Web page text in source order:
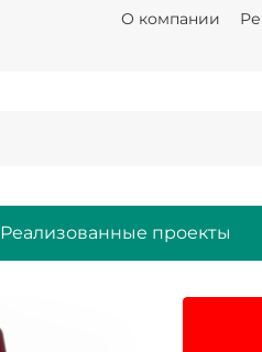
О компании
Реализованные проекты